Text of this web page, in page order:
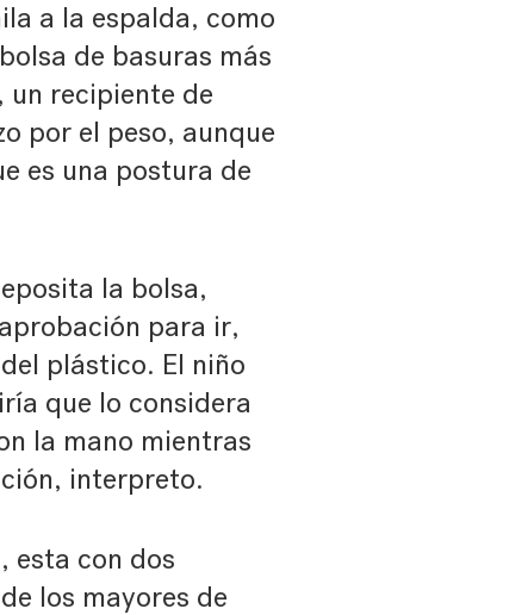
a la espalda, como
de basuras más
un recipiente de
por el peso, aunque
es una postura de
la bolsa,
para ir,
plástico. El niño
que lo considera
la mano mientras
interpreto.
esta con dos
los mayores de